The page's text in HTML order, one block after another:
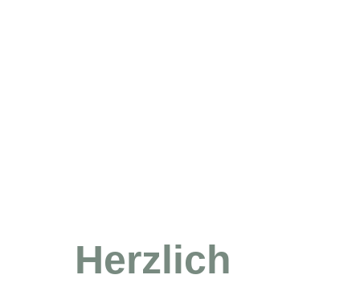
Herzlich